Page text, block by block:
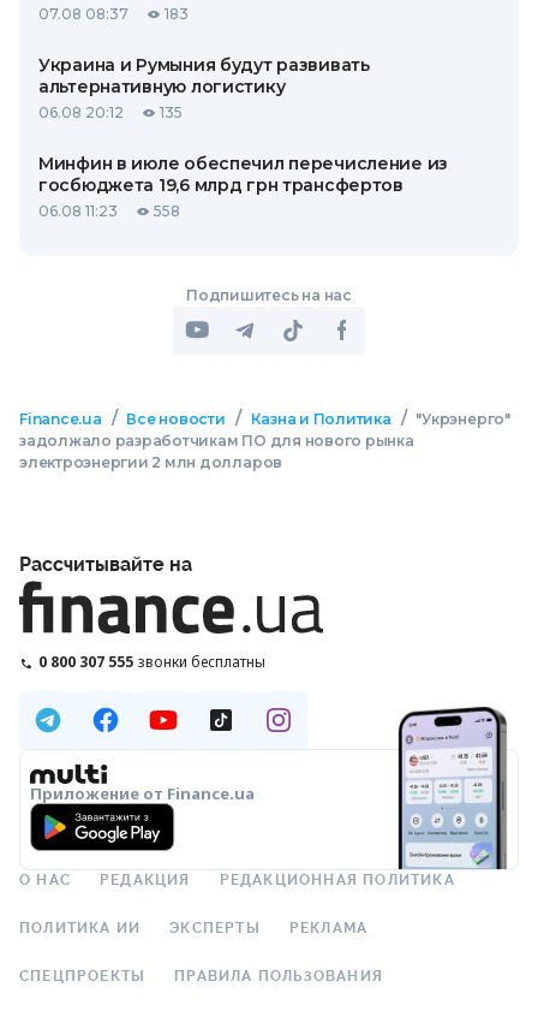
07.08 08:37 183
Украина и Румыния будут развивать
альтернативную логистику
06.08 20:12 135
Минфин в июле обеспечил перечисление из
госбюджета 19,6 млрд грн трансфертов
06.08 11:23 558
Подпишитесь на нас
Finance.ua / Все новости / Казна и Политика / "Укрэнерго"
задолжало разработчикам ПО для нового рынка
электроэнергии 2 млн долларов
Рассчитывайте на
0 800 307 555 звонки бесплатны
Приложение от Finance.ua
О НАС РЕДАКЦИЯ РЕДАКЦИОННАЯ ПОЛИТИКА
ПОЛИТИКА ИИ ЭКСПЕРТЫ РЕКЛАМА
СПЕЦПРОЕКТЫ ПРАВИЛА ПОЛЬЗОВАНИЯ